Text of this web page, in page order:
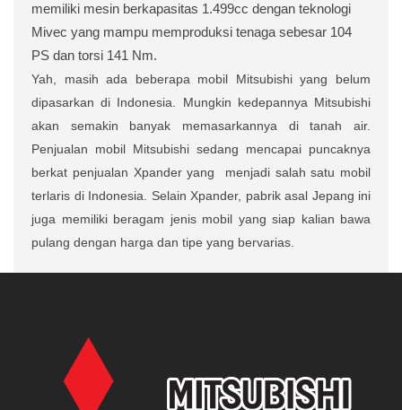
memiliki mesin berkapasitas 1.499cc dengan teknologi
Mivec yang mampu memproduksi tenaga sebesar 104
PS dan torsi 141 Nm.
Yah, masih ada beberapa mobil Mitsubishi yang belum
dipasarkan di Indonesia. Mungkin kedepannya Mitsubishi
akan semakin banyak memasarkannya di tanah air.
Penjualan mobil Mitsubishi sedang mencapai puncaknya
berkat penjualan Xpander yang
menjadi salah satu mobil
terlaris di Indonesia. Selain Xpander, pabrik asal Jepang ini
juga memiliki beragam jenis mobil yang siap kalian bawa
pulang dengan harga dan tipe yang bervarias.